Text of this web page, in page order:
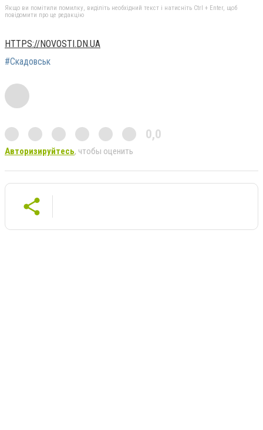
Якщо ви помітили помилку, виділіть необхідний текст і натисніть Ctrl + Enter, щоб
повідомити про це редакцію
HTTPS://NOVOSTI.DN.UA
#Скадовськ
0,0
Авторизируйтесь, чтобы оценить